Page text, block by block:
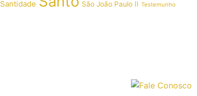
Santidade São João Paulo II Testemunho